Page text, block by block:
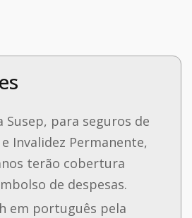
Susep, para seguros de
Invalidez Permanente,
terão cobertura
de despesas.
em português pela